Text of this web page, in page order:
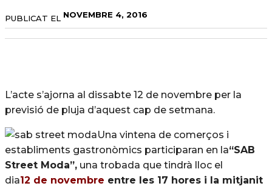
PUBLICAT EL NOVEMBRE 4, 2016
L’acte s’ajorna al dissabte 12 de novembre per la
previsió de pluja d’aquest cap de setmana.
Una vintena de comerços i
establiments gastronòmics participaran en la“SAB
Street Moda”, una trobada que tindrà lloc el
dia12 de novembre entre les 17 hores i la mitjanit